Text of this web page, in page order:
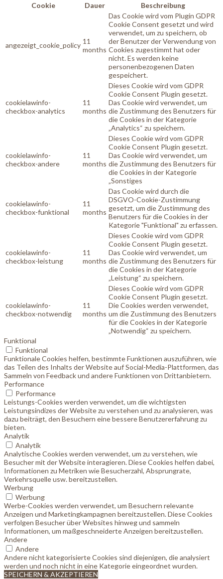
Cookie
Dauer Beschreibung
angezeigt_cookie_policy 11
months
Das Cookie wird vom Plugin GDPR
Cookie Consent gesetzt und wird
verwendet, um zu speichern, ob
der Benutzer der Verwendung von
Cookies zugestimmt hat oder
nicht. Es werden keine
personenbezogenen Daten
gespeichert.
cookielawinfo-
checkbox-analytics
11
months
Dieses Cookie wird vom GDPR
Cookie Consent Plugin gesetzt.
Das Cookie wird verwendet, um
die Zustimmung des Benutzers für
die Cookies in der Kategorie
„Analytics“ zu speichern.
cookielawinfo-
checkbox-andere
11
months
Dieses Cookie wird vom GDPR
Cookie Consent Plugin gesetzt.
Das Cookie wird verwendet, um
die Zustimmung des Benutzers für
die Cookies in der Kategorie
„Sonstiges
cookielawinfo-
checkbox-funktional
11
months
Das Cookie wird durch die
DSGVO-Cookie-Zustimmung
gesetzt, um die Zustimmung des
Benutzers für die Cookies in der
Kategorie "Funktional" zu erfassen.
cookielawinfo-
checkbox-leistung
11
months
Dieses Cookie wird vom GDPR
Cookie Consent Plugin gesetzt.
Das Cookie wird verwendet, um
die Zustimmung des Benutzers für
die Cookies in der Kategorie
„Leistung“ zu speichern.
cookielawinfo-
checkbox-notwendig
11
months
Dieses Cookie wird vom GDPR
Cookie Consent Plugin gesetzt.
Die Cookies werden verwendet,
um die Zustimmung des Benutzers
für die Cookies in der Kategorie
„Notwendig“ zu speichern.
Funktional
Funktional
Funktionale Cookies helfen, bestimmte Funktionen auszuführen, wie
das Teilen des Inhalts der Website auf Social-Media-Plattformen, das
Sammeln von Feedback und andere Funktionen von Drittanbietern.
Performance
Performance
Leistungs-Cookies werden verwendet, um die wichtigsten
Leistungsindizes der Website zu verstehen und zu analysieren, was
dazu beiträgt, den Besuchern eine bessere Benutzererfahrung zu
bieten.
Analytik
Analytik
Analytische Cookies werden verwendet, um zu verstehen, wie
Besucher mit der Website interagieren. Diese Cookies helfen dabei,
Informationen zu Metriken wie Besucherzahl, Absprungrate,
Verkehrsquelle usw. bereitzustellen.
Werbung
Werbung
Werbe-Cookies werden verwendet, um Besuchern relevante
Anzeigen und Marketingkampagnen bereitzustellen. Diese Cookies
verfolgen Besucher über Websites hinweg und sammeln
Informationen, um maßgeschneiderte Anzeigen bereitzustellen.
Andere
Andere
Andere nicht kategorisierte Cookies sind diejenigen, die analysiert
werden und noch nicht in eine Kategorie eingeordnet wurden.
SPEICHERN & AKZEPTIEREN